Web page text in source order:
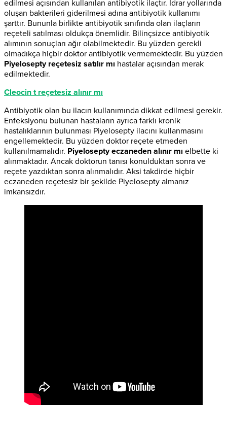
edilmesi açısından kullanılan antibiyotik ilaçtır. İdrar yollarında
oluşan bakterileri giderilmesi adına antibiyotik kullanımı
şarttır. Bununla birlikte antibiyotik sınıfında olan ilaçların
reçeteli satılması oldukça önemlidir. Bilinçsizce antibiyotik
alımının sonuçları ağır olabilmektedir. Bu yüzden gerekli
olmadıkça hiçbir doktor antibiyotik vermemektedir. Bu yüzden
Piyelosepty reçetesiz satılır mı hastalar açısından merak
edilmektedir.
Cleocin t reçetesiz alınır mı
Antibiyotik olan bu ilacın kullanımında dikkat edilmesi gerekir.
Enfeksiyonu bulunan hastaların ayrıca farklı kronik
hastalıklarının bulunması Piyelosepty ilacını kullanmasını
engellemektedir. Bu yüzden doktor reçete etmeden
kullanılmamalıdır. Piyelosepty eczaneden alınır mı elbette ki
alınmaktadır. Ancak doktorun tanısı konulduktan sonra ve
reçete yazdıktan sonra alınmalıdır. Aksi takdirde hiçbir
eczaneden reçetesiz bir şekilde Piyelosepty almanız
imkansızdır.